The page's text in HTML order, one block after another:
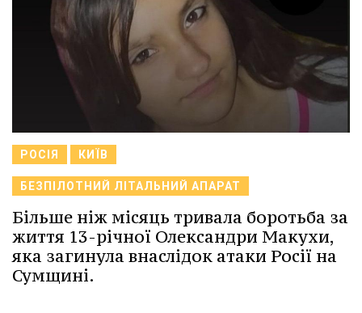
РОСІЯ КИЇВ
БЕЗПІЛОТНИЙ ЛІТАЛЬНИЙ АПАРАТ
Більше ніж місяць тривала боротьба за
життя 13-річної Олександри Макухи,
яка загинула внаслідок атаки Росії на
Сумщині.